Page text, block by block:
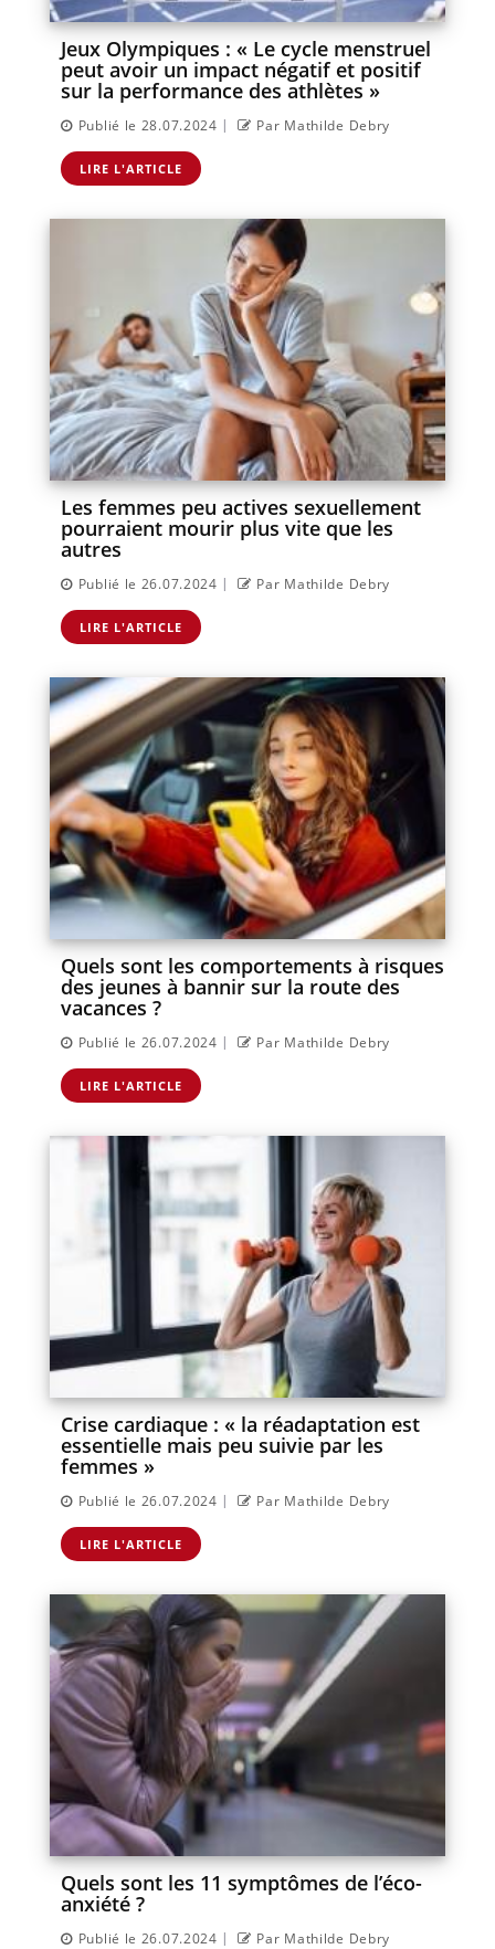
Jeux Olympiques : « Le cycle menstruel
peut avoir un impact négatif et positif
sur la performance des athlètes »
Publié le 28.07.2024 | Par Mathilde Debry
LIRE L'ARTICLE
Les femmes peu actives sexuellement
pourraient mourir plus vite que les
autres
Publié le 26.07.2024 | Par Mathilde Debry
LIRE L'ARTICLE
Quels sont les comportements à risques
des jeunes à bannir sur la route des
vacances ?
Publié le 26.07.2024 | Par Mathilde Debry
LIRE L'ARTICLE
Crise cardiaque : « la réadaptation est
essentielle mais peu suivie par les
femmes »
Publié le 26.07.2024 | Par Mathilde Debry
LIRE L'ARTICLE
Quels sont les 11 symptômes de l’éco-
anxiété ?
Publié le 26.07.2024 | Par Mathilde Debry